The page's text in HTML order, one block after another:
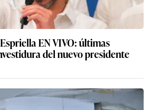
EN VIVO: últimas
del nuevo presidente